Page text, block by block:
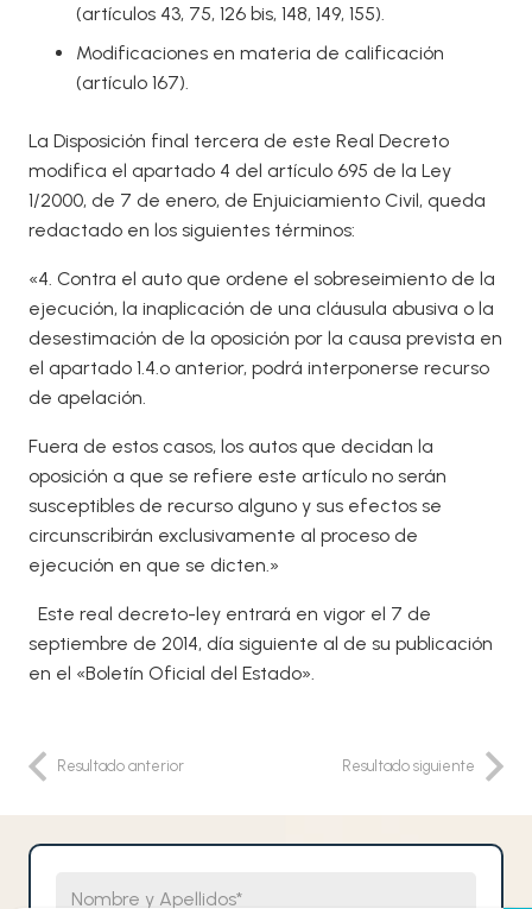
(artículos 43, 75, 126 bis, 148, 149, 155).
Modificaciones en materia de calificación
(artículo 167).
La Disposición final tercera de este Real Decreto
modifica el apartado 4 del artículo 695 de la Ley
1/2000, de 7 de enero, de Enjuiciamiento Civil, queda
redactado en los siguientes términos:
«4. Contra el auto que ordene el sobreseimiento de la
ejecución, la inaplicación de una cláusula abusiva o la
desestimación de la oposición por la causa prevista en
el apartado 1.4.º anterior, podrá interponerse recurso
de apelación.
Fuera de estos casos, los autos que decidan la
oposición a que se refiere este artículo no serán
susceptibles de recurso alguno y sus efectos se
circunscribirán exclusivamente al proceso de
ejecución en que se dicten.»
Este real decreto-ley entrará en vigor el 7 de
septiembre de 2014, día siguiente al de su publicación
en el «Boletín Oficial del Estado».
Resultado anterior Resultado siguiente